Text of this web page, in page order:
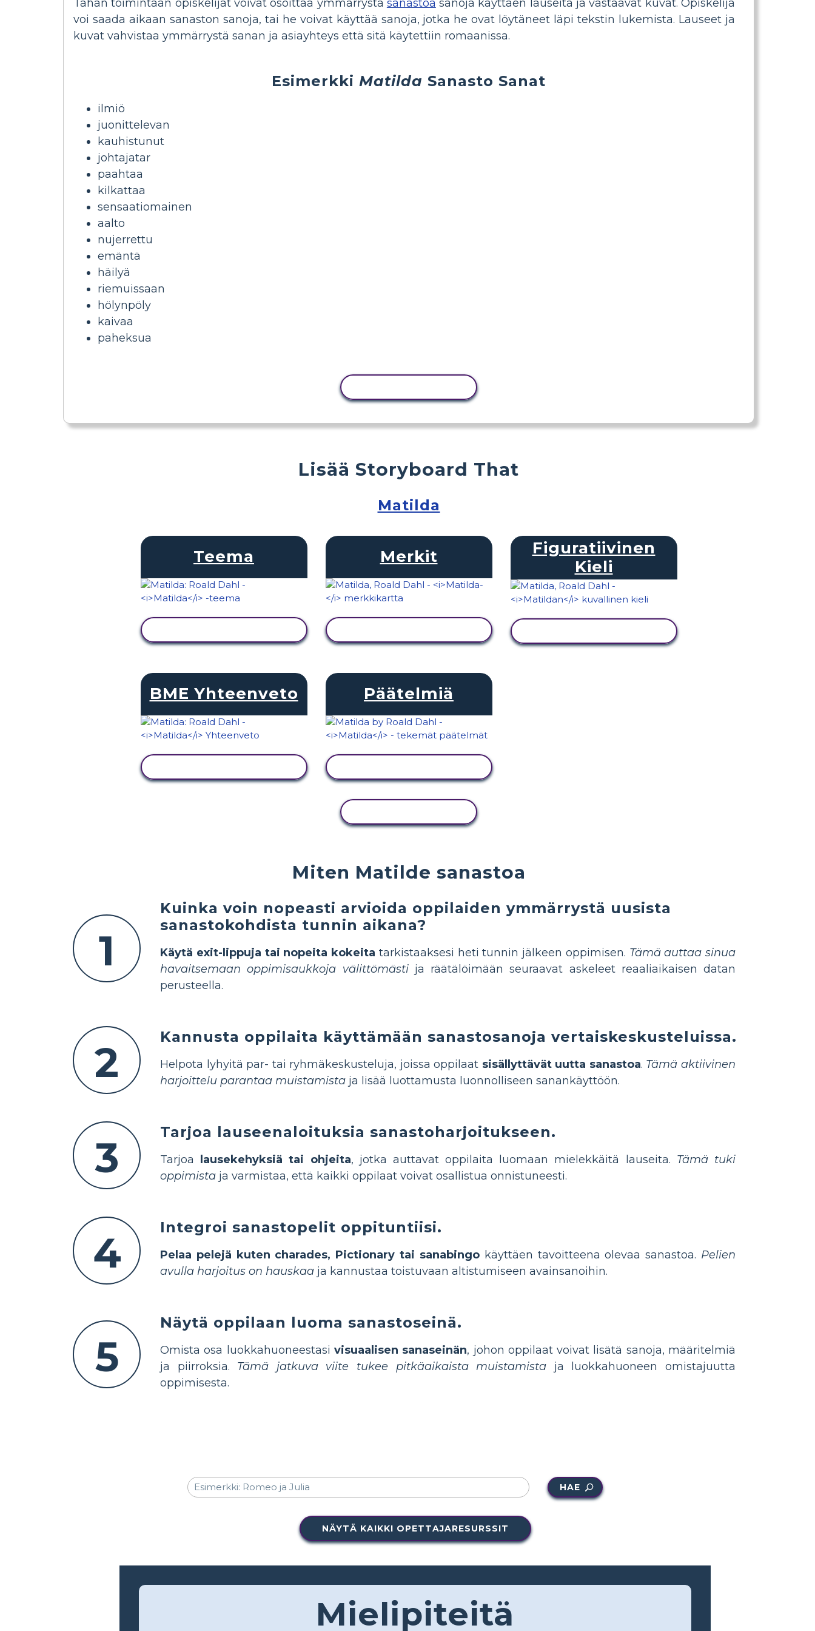
Tähän toimintaan opiskelijat voivat osoittaa ymmärrystä sanastoa sanoja käyttäen lauseita ja vastaavat kuvat. Opiskelija
voi saada aikaan sanaston sanoja, tai he voivat käyttää sanoja, jotka he ovat löytäneet läpi tekstin lukemista. Lauseet ja
kuvat vahvistaa ymmärrystä sanan ja asiayhteys että sitä käytettiin romaanissa.
Esimerkki Matilda Sanasto Sanat
ilmiö
juonittelevan
kauhistunut
johtajatar
paahtaa
kilkattaa
sensaatiomainen
aalto
nujerrettu
emäntä
häilyä
riemuissaan
hölynpöly
kaivaa
paheksua
Miten Matilde sanastoa
1
Kuinka voin nopeasti arvioida oppilaiden ymmärrystä uusista
sanastokohdista tunnin aikana?
Käytä exit-lippuja tai nopeita kokeita tarkistaaksesi heti tunnin jälkeen oppimisen. Tämä auttaa sinua
havaitsemaan oppimisaukkoja välittömästija räätälöimään seuraavat askeleet reaaliaikaisen datan
perusteella.
2
Kannusta oppilaita käyttämään sanastosanoja vertaiskeskusteluissa.
Helpota lyhyitä par- tai ryhmäkeskusteluja, joissa oppilaat sisällyttävät uutta sanastoa. Tämä aktiivinen
harjoittelu parantaa muistamista ja lisää luottamusta luonnolliseen sanankäyttöön.
3
Tarjoa lauseenaloituksia sanastoharjoitukseen.
Tarjoa lausekehyksiä tai ohjeita, jotka auttavat oppilaita luomaan mielekkäitä lauseita. Tämä tuki
oppimista ja varmistaa, että kaikki oppilaat voivat osallistua onnistuneesti.
4
Integroi sanastopelit oppituntiisi.
Pelaa pelejä kuten charades, Pictionary tai sanabingokäyttäen tavoitteena olevaa sanastoa. Pelien
avulla harjoitus on hauskaa ja kannustaa toistuvaan altistumiseen avainsanoihin.
5
Näytä oppilaan luoma sanastoseinä.
Omista osa luokkahuoneestasi visuaalisen sanaseinän, johon oppilaat voivat lisätä sanoja, määritelmiä
ja piirroksia. Tämä jatkuva viite tukee pitkäaikaista muistamista ja luokkahuoneen omistajuutta
oppimisesta.
Lisää Storyboard That
Matilda
Teema Merkit
Figuratiivinen
Kieli
BME Yhteenveto Päätelmiä
HAE
NÄYTÄ KAIKKI OPETTAJARESURSSIT
Mielipiteitä